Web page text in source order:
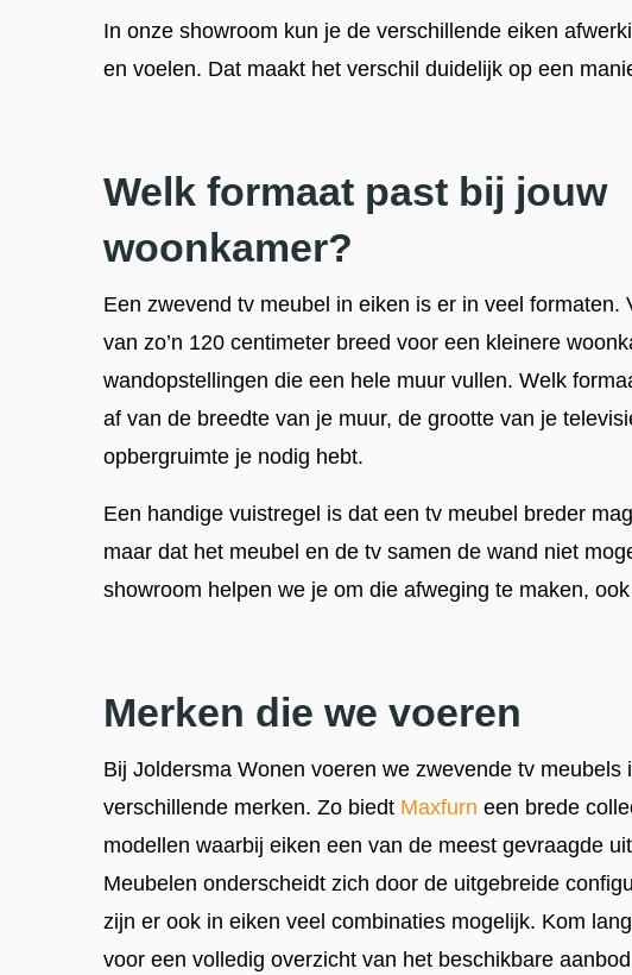
In onze showroom kun je de verschillende eiken
en voelen. Dat maakt het verschil duidelijk op een
Welk formaat past bij jouw
woonkamer?
Een zwevend tv meubel in eiken is er in veel formaten.
van zo’n 120 centimeter breed voor een kleinere
wandopstellingen die een hele muur vullen. Welk
af van de breedte van je muur, de grootte van je
opbergruimte je nodig hebt.
Een handige vuistregel is dat een tv meubel breder
maar dat het meubel en de tv samen de wand niet
showroom helpen we je om die afweging te maken,
Merken die we voeren
Bij Joldersma Wonen voeren we zwevende tv meubels
verschillende merken. Zo biedt Maxfurn een brede
modellen waarbij eiken een van de meest gevraagde
Meubelen onderscheidt zich door de uitgebreide
zijn er ook in eiken veel combinaties mogelijk. Kom
voor een volledig overzicht van het beschikbare